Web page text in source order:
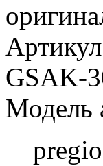
GSAK-
Модель
pregio